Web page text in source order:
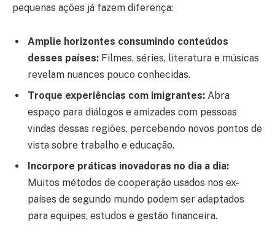
pequenas ações já fazem diferença:
Amplie horizontes consumindo conteúdos
desses países: Filmes, séries, literatura e músicas
revelam nuances pouco conhecidas.
Troque experiências com imigrantes: Abra
espaço para diálogos e amizades com pessoas
vindas dessas regiões, percebendo novos pontos de
vista sobre trabalho e educação.
Incorpore práticas inovadoras no dia a dia:
Muitos métodos de cooperação usados nos ex-
países de segundo mundo podem ser adaptados
para equipes, estudos e gestão financeira.